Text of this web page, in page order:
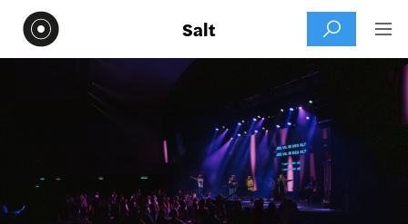
Salt  